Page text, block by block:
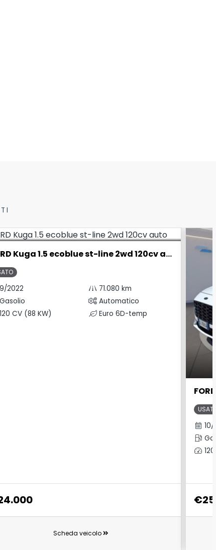
FORD Kuga 1.5 ecoblue st-line 2wd 120cv auto
9/2022
71.080 km
Gasolio
Automatico
120 CV (88 KW)
Euro 6D-temp
Scheda veicolo